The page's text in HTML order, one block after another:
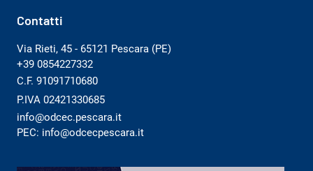
Contatti
Via Rieti, 45 - 65121 Pescara (PE)
+39 0854227332
C.F. 91091710680
P.IVA 02421330685
info@odcec.pescara.it
PEC: info@odcecpescara.it